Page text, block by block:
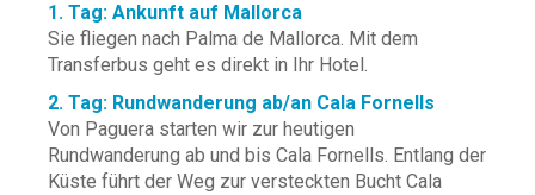
1. Tag: Ankunft auf Mallorca
Sie fliegen nach Palma de Mallorca. Mit dem
Transferbus geht es direkt in Ihr Hotel.
2. Tag: Rundwanderung ab/an Cala Fornells
Von Paguera starten wir zur heutigen
Rundwanderung ab und bis Cala Fornells. Entlang der
Küste führt der Weg zur versteckten Bucht Cala